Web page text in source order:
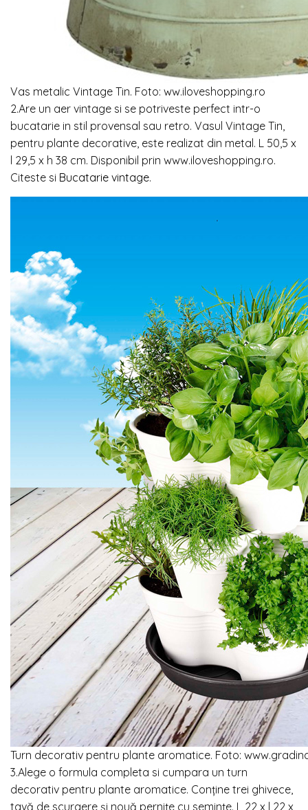
Vas metalic Vintage Tin. Foto: ww.iloveshopping.ro
2.Are un aer vintage si se potriveste perfect intr-o
bucatarie in stil provensal sau retro. Vasul Vintage Tin,
pentru plante decorative, este realizat din metal. L 50,5 x
l 29,5 x h 38 cm. Disponibil prin www.iloveshopping.ro.
Citeste si Bucatarie vintage.
Turn decorativ pentru plante aromatice. Foto:
3.Alege o formula completa si cumpara un turn
decorativ pentru plante aromatice. Conține trei ghivece,
tavă de scurgere și nouă pernițe cu semințe. L 22 x l 22 x